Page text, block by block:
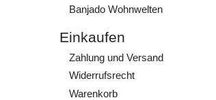
Banjado Wohnwelten
Einkaufen
Zahlung und Versand
Widerrufs­recht
Warenkorb